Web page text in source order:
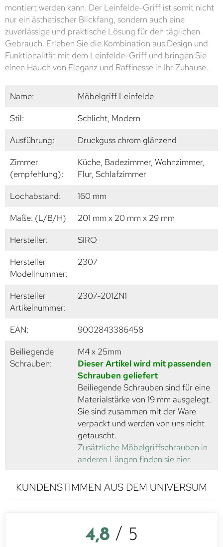
montiert werden kann. Der Leinfelde-Griff ist somit nicht
nur ein ästhetischer Blickfang, sondern auch eine
zuverlässige und praktische Lösung für den täglichen
Gebrauch. Erleben Sie die Kombination aus Design und
Funktionalität mit dem Leinfelde-Griff und bringen Sie
einen Hauch von Eleganz und Raffinesse in Ihr Zuhause.
Name:
Möbelgriff Leinfelde
Stil:
Schlicht, Modern
Ausführung:
Druckguss chrom glänzend
Zimmer
(empfehlung):
Küche, Badezimmer, Wohnzimmer,
Flur, Schlafzimmer
Lochabstand:
160 mm
Maße: (L/B/H)
201 mm x 20 mm x 29 mm
Hersteller:
SIRO
Hersteller
Modellnummer:
2307
Hersteller
Artikelnummer:
2307-201ZN1
EAN:
9002843386458
Beiliegende
Schrauben:
M4 x 25mm
Dieser Artikel wird mit passenden
Schrauben geliefert
Beiliegende Schrauben sind für eine
Materialstärke von 19 mm ausgelegt.
Sie sind zusammen mit der Ware
verpackt und werden von uns nicht
getauscht.
Zusätzliche Möbelgriffschrauben in
anderen Längen finden sie hier.
KUNDENSTIMMEN AUS DEM UNIVERSUM
4,8 / 5